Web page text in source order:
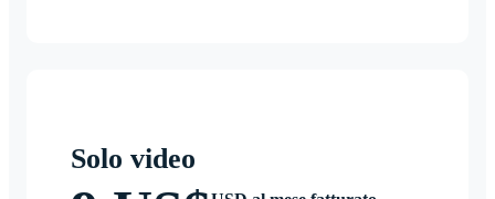
Solo video